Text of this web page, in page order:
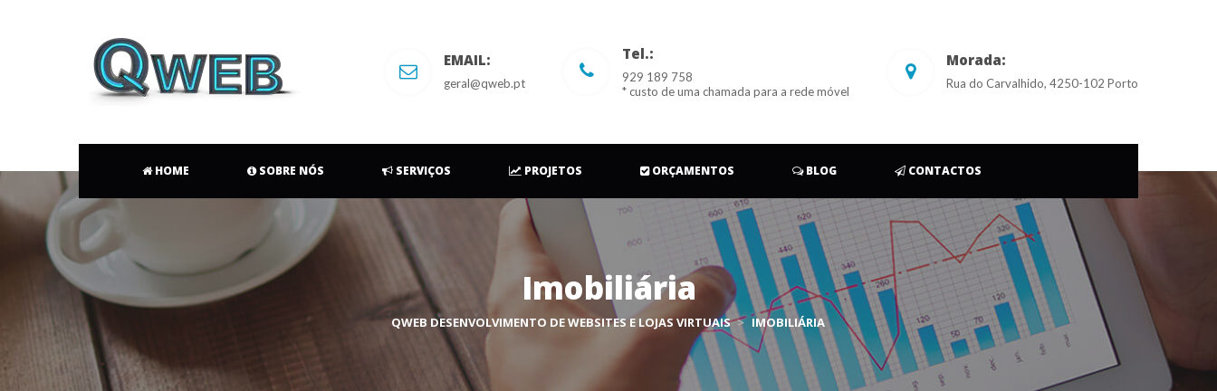
EMAIL:
geral@qweb.pt
Tel.:
929 189 758
* custo de uma chamada para a rede móvel
Morada:
Rua do Carvalhido, 4250-102 Porto
HOME SOBRE NÓS SERVIÇOS PROJETOS ORÇAMENTOS BLOG CONTACTOS
Imobiliária
QWEB DESENVOLVIMENTO DE WEBSITES E LOJAS VIRTUAIS > IMOBILIÁRIA